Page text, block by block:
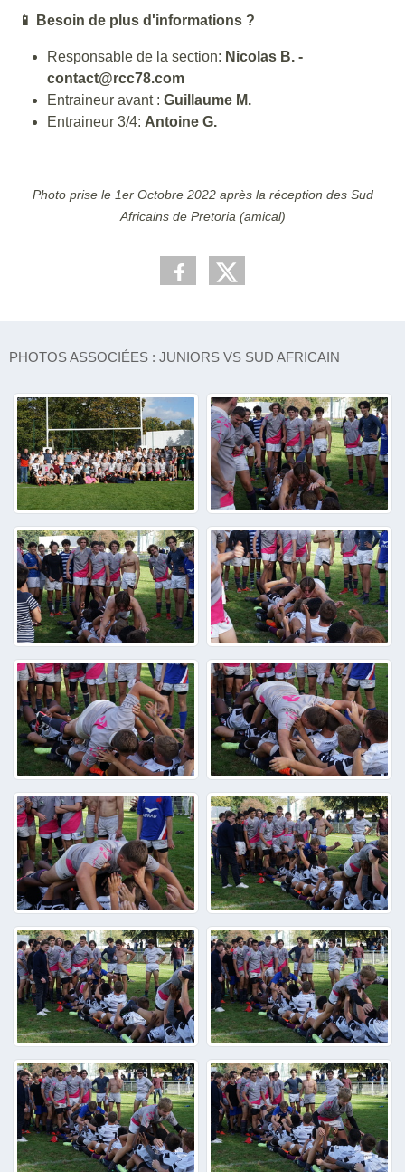
📱 Besoin de plus d'informations ?
Responsable de la section: Nicolas B. -
contact@rcc78.com
Entraineur avant : Guillaume M.
Entraineur 3/4: Antoine G.
Photo prise le 1er Octobre 2022 après la réception des Sud
Africains de Pretoria (amical)
PHOTOS ASSOCIÉES : JUNIORS VS SUD AFRICAIN